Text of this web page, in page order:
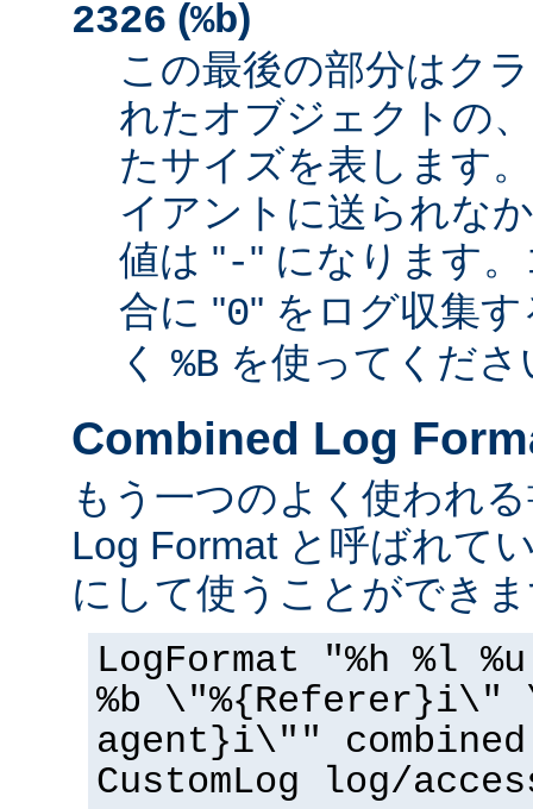
2326 (%b)
この最後の部分はク
れたオブジェクトの
たサイズを表します
イアントに送られな
値は "-" になります
合に "0" をログ収集
く %B を使ってくださ
Combined Log
もう一つのよく使われ
Log Format と呼ばれて
にして使うことができ
LogFormat "%h %l
%b \"%{Referer}i\"
agent}i\"" combined
CustomLog log/